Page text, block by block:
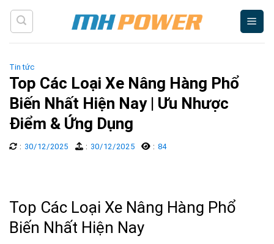
Skip
content
Tin tức
Top Các Loại Xe Nâng Hàng Phổ
Biến Nhất Hiện Nay | Ưu Nhược
Điểm & Ứng Dụng
: 30/12/2025 : 30/12/2025 : 84
Top Các Loại Xe Nâng Hàng Phổ
Biến Nhất Hiện Nay